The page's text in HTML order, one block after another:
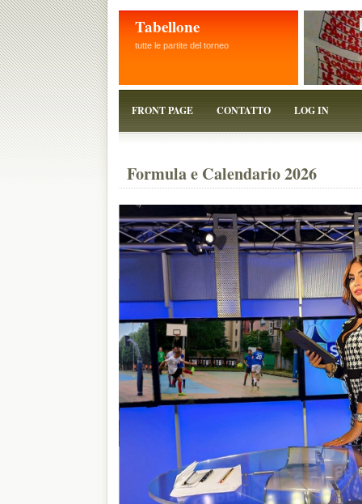
Tabellone
tutte le partite del torneo
FRONT PAGE CONTATTO LOG IN
Formula e Calendario 2026